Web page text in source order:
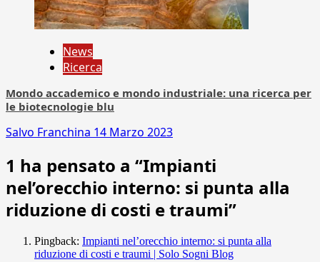
News
Ricerca
Mondo accademico e mondo industriale: una ricerca per
le biotecnologie blu
Salvo Franchina 14 Marzo 2023
1 ha pensato a “Impianti
nel’orecchio interno: si punta alla
riduzione di costi e traumi”
Pingback: Impianti nel’orecchio interno: si punta alla
riduzione di costi e traumi | Solo Sogni Blog